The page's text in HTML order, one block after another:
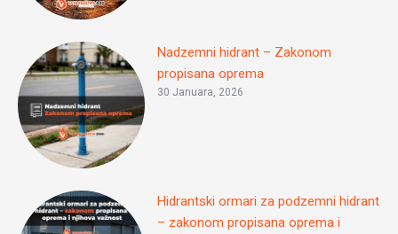
Nadzemni hidrant – Zakonom
propisana oprema
30 Januara, 2026
Hidrantski ormari za podzemni hidrant
– zakonom propisana oprema i